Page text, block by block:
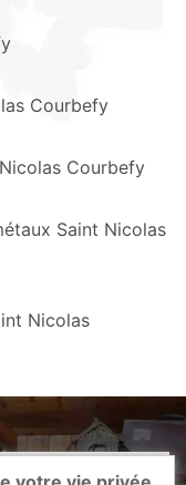
Courbefy
Courbefy
Saint Nicolas
Nicolas